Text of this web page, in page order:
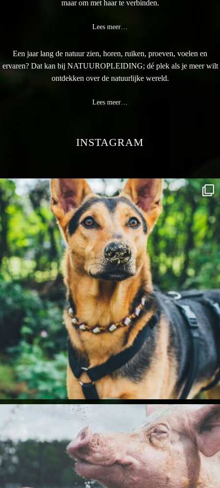
maar om met haar te verbinden.
Lees meer…
Een jaar lang de natuur zien, horen, ruiken, proeven, voelen en
ervaren? Dat kan bij NATUUROPLEIDING; dé plek als je meer wilt
ontdekken over de natuurlijke wereld.
Lees meer…
INSTAGRAM